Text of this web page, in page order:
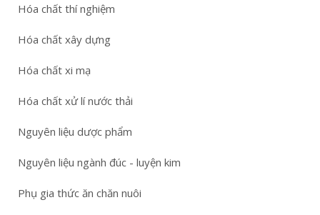
Hóa chất thí nghiệm
Hóa chất xây dựng
Hóa chất xi mạ
Hóa chất xử lí nước thải
Nguyên liệu dược phẩm
Nguyên liệu ngành đúc - luyện kim
Phụ gia thức ăn chăn nuôi